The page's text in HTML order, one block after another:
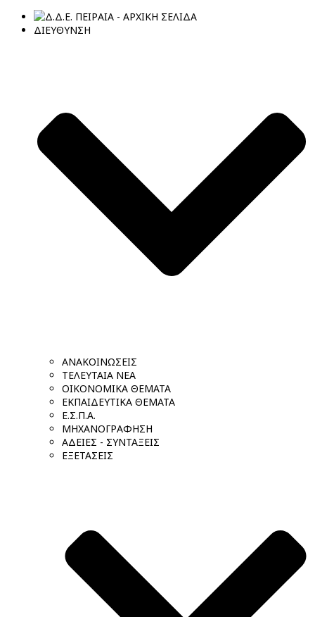
ΔΙΕΥΘΥΝΣΗ
ΑΝΑΚΟΙΝΩΣΕΙΣ
ΤΕΛΕΥΤΑΙΑ ΝΕΑ
ΟΙΚΟΝΟΜΙΚΑ ΘΕΜΑΤΑ
ΕΚΠΑΙΔΕΥΤΙΚΑ ΘΕΜΑΤΑ
Ε.Σ.Π.Α.
ΜΗΧΑΝΟΓΡΑΦΗΣΗ
ΑΔΕΙΕΣ - ΣΥΝΤΑΞΕΙΣ
ΕΞΕΤΑΣΕΙΣ